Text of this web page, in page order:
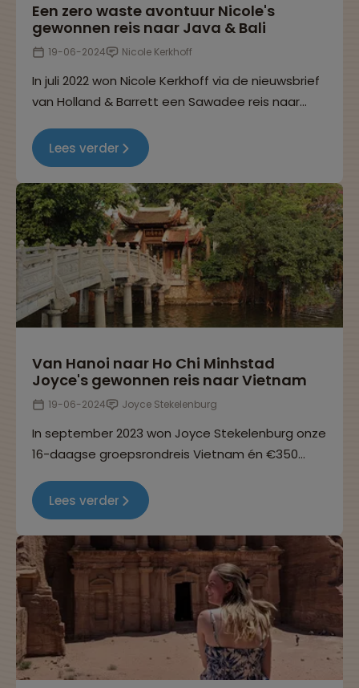
Een zero waste avontuur Nicole's
gewonnen reis naar Java & Bali
19-06-2024 Nicole Kerkhoff
In juli 2022 won Nicole Kerkhoff via de nieuwsbrief
van Holland & Barrett een Sawadee reis naar
In dit interview kom je erachter hoe zij haar reis
en de zero waste producten heeft ervaren.
Lees verder
Van Hanoi naar Ho Chi Minhstad
Joyce's gewonnen reis naar Vietnam
19-06-2024 Joyce Stekelenburg
In september 2023 won Joyce Stekelenburg onze
16-daagse groepsrondreis Vietnam én €350
mee langs de hoogtepunten van haar reis.
Lees verder